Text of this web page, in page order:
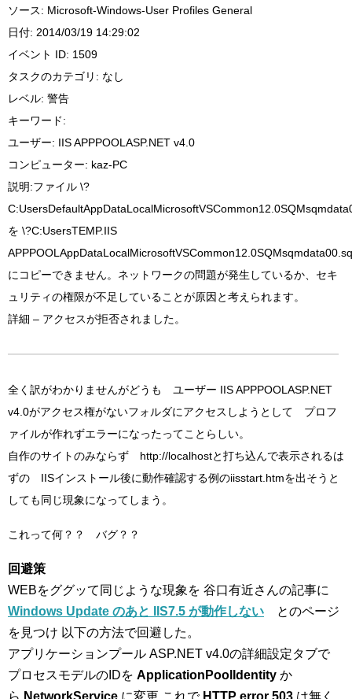
ソース: Microsoft-Windows-User Profiles General
日付: 2014/03/19 14:29:02
イベント ID: 1509
タスクのカテゴリ: なし
レベル: 警告
キーワード:
ユーザー: IIS APPPOOLASP.NET v4.0
コンピューター: kaz-PC
説明:ファイル \?
を \?C:UsersTEMP.IIS
にコピーできません。ネットワークの問題が発生しているか、セキ
ュリティの権限が不足していることが原因と考えられます。
詳細 – アクセスが拒否されました。
全く訳がわかりませんがどうも ユーザー IIS APPPOOLASP.NET
v4.0がアクセス権がないフォルダにアクセスしようとして プロフ
ァイルが作れずエラーになったってことらしい。
自作のサイトのみならず http://localhostと打ち込んで表示されるは
ずの IISインストール後に動作確認する例のiisstart.htmを出そうと
しても同じ現象になってしまう。
これって何？？ バグ？？
回避策
WEBをググッて同じような現象を 谷口有近さんの記事に
Windows Update のあと IIS7.5 が動作しない とのページ
を見つけ 以下の方法で回避した。
アプリケーションプール ASP.NET v4.0の詳細設定タブで
プロセスモデルのIDを ApplicationPoolIdentity か
ら NetworkService に変更 これで HTTP error 503 は無く